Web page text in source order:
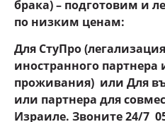
брака) – подготовим и
по низким ценам:
Для СтуПро
иностранного партнера
проживания) или Для
или партнера для
Израиле. Звоните 24/7